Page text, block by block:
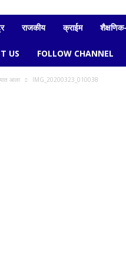
राजकीय क्राईम शैक्षणिक-
US FOLLOW CHANNEL
आला IMG_20200323_010038